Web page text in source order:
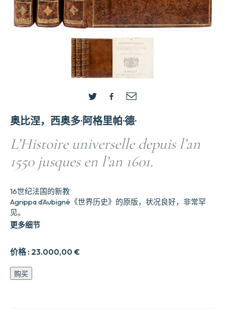
奥比涅，西奥多·阿格里帕·德·
L’Histoire universelle depuis l’an
1550 jusques en l’an 1601.
价格 : 23.000,00 €
16世纪法国的新教
Agrippa d’Aubigné《世界历史》的原版，状况良好，非常罕
见。
更多细节
L’Histoire
universelle
购买